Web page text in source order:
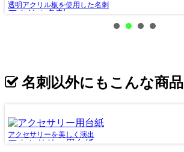
透明アクリル板を使用した名刺
アクリル名刺
名刺以外にもこんな商品
アクセサリーを美しく演出
アクセサリー用台紙